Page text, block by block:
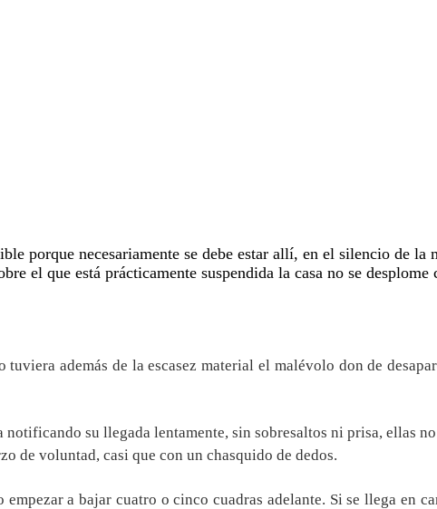
porque necesariamente se debe estar allí, en el silencio de la
el que está prácticamente suspendida la casa no se desplome
además de la escasez material el malévolo don de
su llegada lentamente, sin sobresaltos ni prisa, ellas
de voluntad, casi que con un chasquido de dedos.
a bajar cuatro o cinco cuadras adelante. Si se llega en